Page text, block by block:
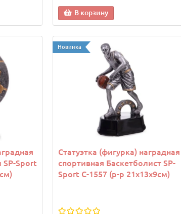
В корзину
SP-Sport
Новинка
Статуэтка (фигурка) наградная
спортивная Баскетболист SP-
Sport C-1557 (р-р 21х13х9см)